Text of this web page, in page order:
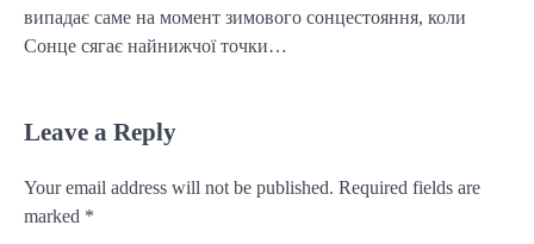
випадає саме на момент зимового сонцестояння, коли
Сонце сягає найнижчої точки…
Leave a Reply
Your email address will not be published. Required fields are
marked *